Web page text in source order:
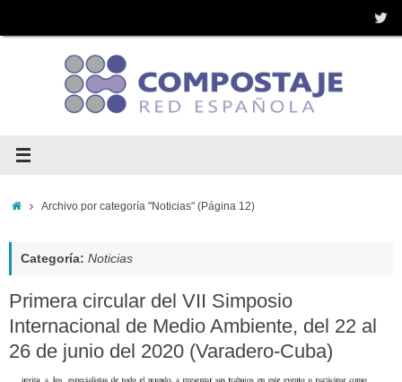
InicioArchivo por categoría "Noticias"(Página 12)
Categoría: Noticias
Primera circular del VII Simposio
Internacional de Medio Ambiente, del 22 al
26 de junio del 2020 (Varadero-Cuba)